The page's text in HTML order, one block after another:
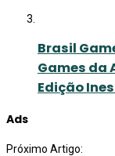
Brasil
Games da
Edição
Ads
Próximo Artigo: